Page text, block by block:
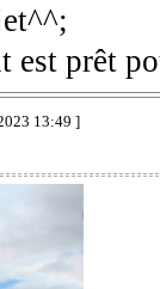
est prêt
13:49 ]